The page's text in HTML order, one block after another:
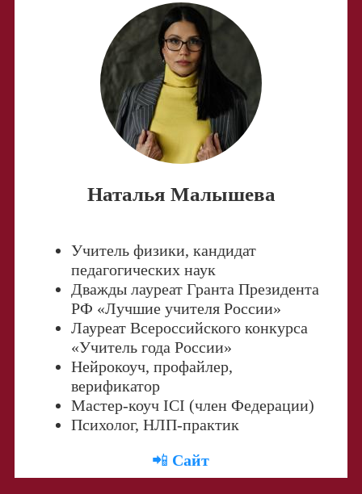
Наталья Малышева
Учитель физики, кандидат
педагогических наук
Дважды лауреат Гранта Президента
РФ «Лучшие учителя России»
Лауреат Всероссийского конкурса
«Учитель года России»
Нейрокоуч, профайлер,
верификатор
Мастер-коуч ICI (член Федерации)
Психолог, НЛП-практик
📲 Сайт